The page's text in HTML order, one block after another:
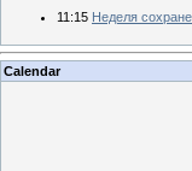
11:15 Неделя
Calendar